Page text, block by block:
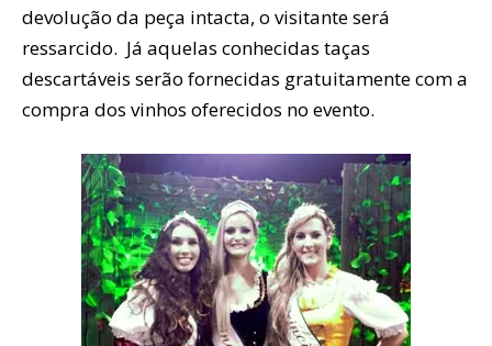
devolução da peça intacta, o visitante será
ressarcido. Já aquelas conhecidas taças
descartáveis serão fornecidas gratuitamente com a
compra dos vinhos oferecidos no evento.